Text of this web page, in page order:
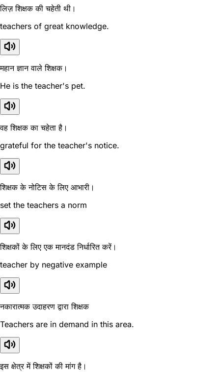
लिज़ शिक्षक की चहेती थी।
teachers of great knowledge.
महान ज्ञान वाले शिक्षक।
He is the teacher's pet.
वह शिक्षक का चहेता है।
grateful for the teacher's notice.
शिक्षक के नोटिस के लिए आभारी।
set the teachers a norm
शिक्षकों के लिए एक मानदंड निर्धारित करें।
teacher by negative example
नकारात्मक उदाहरण द्वारा शिक्षक
Teachers are in demand in this area.
इस क्षेत्र में शिक्षकों की मांग है।